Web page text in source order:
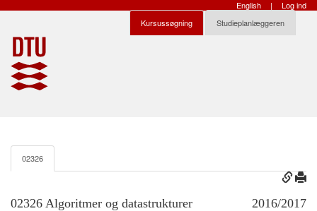
English |
Log ind
Kursussøgning
Studieplanlæggeren
02326
02326 Algoritmer og datastrukturer 2016/2017